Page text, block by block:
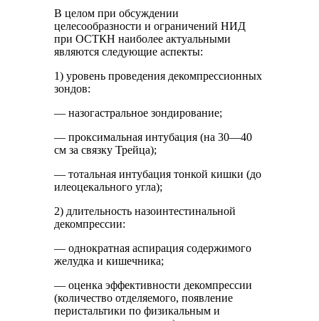
В целом при обсуждении
целесообразности и ограничений НИД
при ОСТКН наиболее актуальными
являются следующие аспекты:
1) уровень проведения декомпрессионных
зондов:
— назогастральное зондирование;
— проксимальная интубация (на 30—40
см за связку Трейца);
— тотальная интубация тонкой кишки (до
илеоцекального угла);
2) длительность назоинтестинальной
декомпрессии:
— однократная аспирация содержимого
желудка и кишечника;
— оценка эффективности декомпрессии
(количество отделяемого, появление
перистальтики по физикальным и